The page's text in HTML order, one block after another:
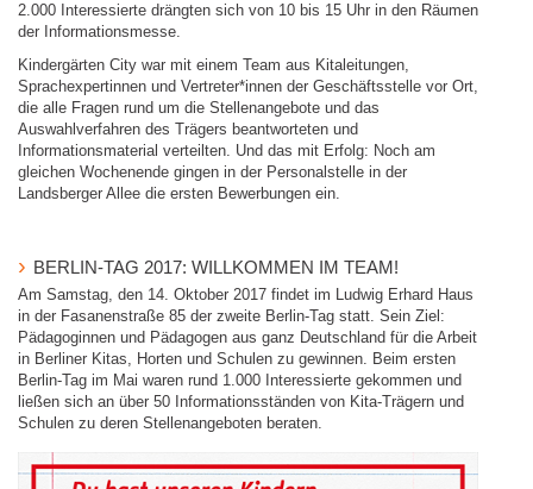
2.000 Interessierte drängten sich von 10 bis 15 Uhr in den Räumen
der Informationsmesse.
Kindergärten City war mit einem Team aus Kitaleitungen,
Sprachexpertinnen und Vertreter*innen der Geschäftsstelle vor Ort,
die alle Fragen rund um die Stellenangebote und das
Auswahlverfahren des Trägers beantworteten und
Informationsmaterial verteilten. Und das mit Erfolg: Noch am
gleichen Wochenende gingen in der Personalstelle in der
Landsberger Allee die ersten Bewerbungen ein.
BERLIN-TAG 2017: WILLKOMMEN IM TEAM!
Am Samstag, den 14. Oktober 2017 findet im Ludwig Erhard Haus
in der Fasanenstraße 85 der zweite Berlin-Tag statt. Sein Ziel:
Pädagoginnen und Pädagogen aus ganz Deutschland für die Arbeit
in Berliner Kitas, Horten und Schulen zu gewinnen. Beim ersten
Berlin-Tag im Mai waren rund 1.000 Interessierte gekommen und
ließen sich an über 50 Informationsständen von Kita-Trägern und
Schulen zu deren Stellenangeboten beraten.